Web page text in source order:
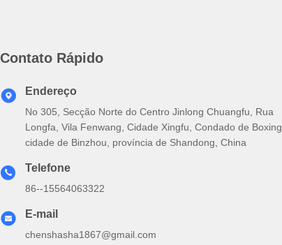
Contato Rápido
Endereço
No 305, Secção Norte do Centro Jinlong Chuangfu, Rua
Longfa, Vila Fenwang, Cidade Xingfu, Condado de Boxing,
cidade de Binzhou, província de Shandong, China
Telefone
86--15564063322
E-mail
chenshasha1867@gmail.com